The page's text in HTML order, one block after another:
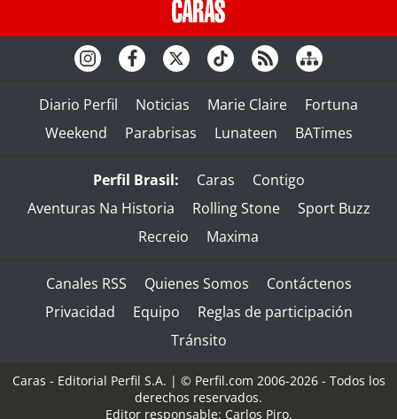
Diario Perfil Noticias Marie Claire
Fortuna
Weekend
Parabrisas Lunateen BATimes
Perfil Brasil: Caras
Contigo
Aventuras Na Historia
Rolling Stone
Sport Buzz
Recreio
Maxima
Canales RSS Quienes Somos
Contáctenos
Privacidad
Equipo
Reglas de participación
Tránsito
Caras - Editorial Perfil S.A. | © Perfil.com 2006-2026 - Todos los
derechos reservados.
Editor responsable: Carlos Piro.